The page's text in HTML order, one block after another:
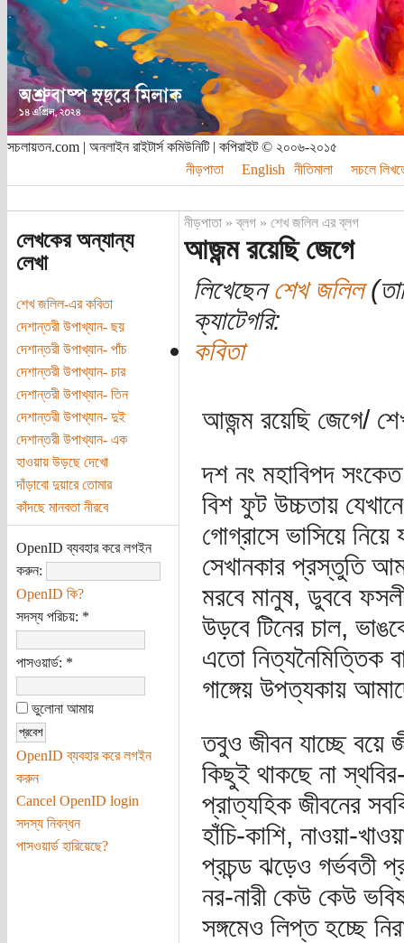
সচলায়তন.com | অনলাইন রাইটার্স কমিউনিটি | কপিরাইট © ২০০৬-২০১৫
নীড়পাতা
English নীতিমালা সচলে
লেখকের অন্যান্য
লেখা
শেখ জলিল-এর কবিতা
দেশান্তরী উপাখ্যান- ছয়
দেশান্তরী উপাখ্যান- পাঁচ
দেশান্তরী উপাখ্যান- চার
দেশান্তরী উপাখ্যান- তিন
দেশান্তরী উপাখ্যান- দুই
দেশান্তরী উপাখ্যান- এক
হাওয়ায় উড়ছে দেখো
দাঁড়াবো দুয়ারে তোমার
কাঁদছে মানবতা নীরবে
OpenID ব্যবহার করে লগইন
করুন:
OpenID কি?
সদস্য পরিচয়: *
পাসওয়ার্ড: *
ভুলোনা আমায়
OpenID ব্যবহার করে লগইন
করুন
Cancel OpenID login
সদস্য নিবন্ধন
পাসওয়ার্ড হারিয়েছে?
নীড়পাতা»ব্লগ» শেখ জলিল এর ব্লগ
আজন্ম রয়েছি জেগে
লিখেছেনশেখ জলিল
ক্যাটেগরি:
কবিতা
আজন্ম রয়েছি জেগে/
দশ নং মহাবিপদ সংকেত
বিশ ফুট উচ্চতায়
গোগ্রাসে ভাসিয়ে নিয়ে
সেখানকার প্রস্তুতি
মরবে মানুষ, ডুববে
উড়বে টিনের চাল,
এতো নিত্যনৈমিত্তিক
গাঙ্গেয় উপত্যকায়
তবুও জীবন যাচ্ছে বয়ে
কিছুই থাকছে না
প্রাত্যহিক জীবনের
হাঁচি-কাশি, নাওয়া-
প্রচন্ড ঝড়েও গর্ভবতী
নর-নারী কেউ কেউ
সঙ্গমেও লিপ্ত হচ্ছে